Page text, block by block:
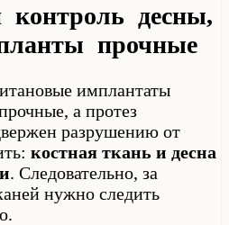
десны,
прочные
имплантаты
а протез
разрушению от
костная ткань и десна
. Следовательно, за
нужно следить